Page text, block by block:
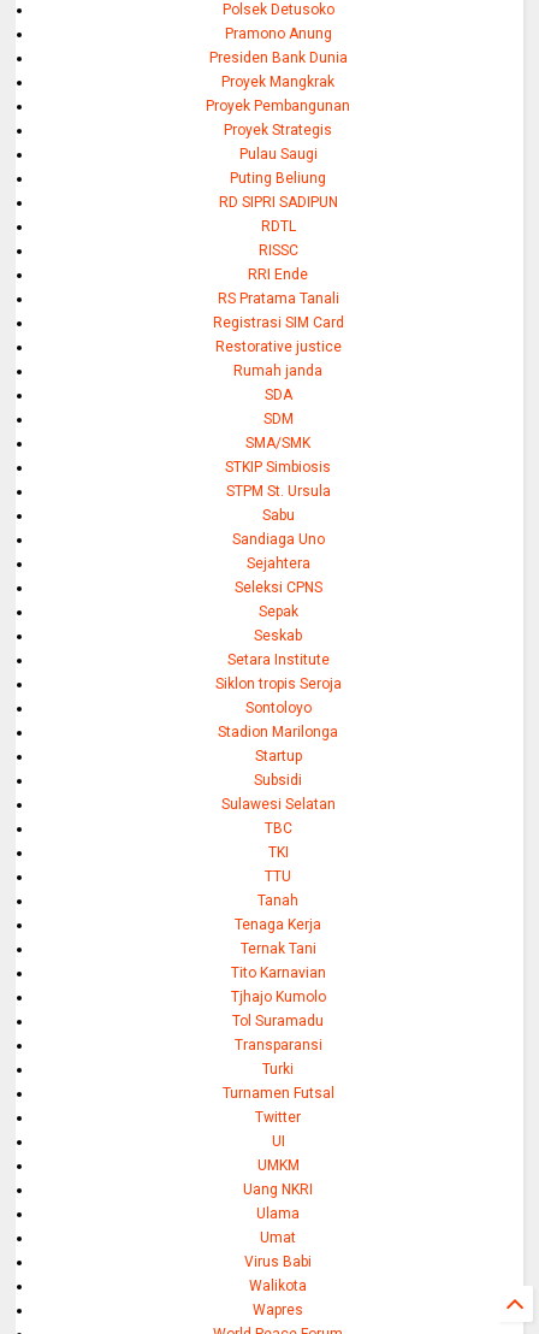
Polsek Detusoko
Pramono Anung
Presiden Bank Dunia
Proyek Mangkrak
Proyek Pembangunan
Proyek Strategis
Pulau Saugi
Puting Beliung
RD SIPRI SADIPUN
RDTL
RISSC
RRI Ende
RS Pratama Tanali
Registrasi SIM Card
Restorative justice
Rumah janda
SDA
SDM
SMA/SMK
STKIP Simbiosis
STPM St. Ursula
Sabu
Sandiaga Uno
Sejahtera
Seleksi CPNS
Sepak
Seskab
Setara Institute
Siklon tropis Seroja
Sontoloyo
Stadion Marilonga
Startup
Subsidi
Sulawesi Selatan
TBC
TKI
TTU
Tanah
Tenaga Kerja
Ternak Tani
Tito Karnavian
Tjhajo Kumolo
Tol Suramadu
Transparansi
Turki
Turnamen Futsal
Twitter
UI
UMKM
Uang NKRI
Ulama
Umat
Virus Babi
Walikota
Wapres